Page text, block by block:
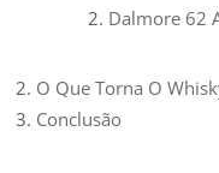
Dalmore 62
O Que Torna O
Conclusão